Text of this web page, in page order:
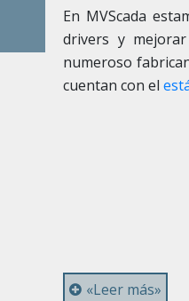
En MVScada
drivers y
numeroso
cuentan con el
«Leer más»